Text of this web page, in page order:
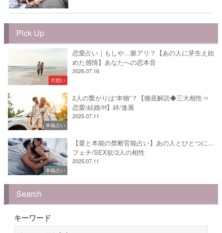
Pick Up
片想い
恋愛占い｜もしや…脈アリ？【あの人に芽生え始
めた感情】あなたへの恋本音
2026.07.16
本格占い
2人の繋がりは“本物”？【徹底解読◆三大相性⇒
恋愛/結婚/H】絆/進展
2025.07.11
本格占い
【愛と本能の禁断官能占い】あの人とひとつに…
フェチ/SEX欲/2人の相性
2025.07.11
Search
キーワード